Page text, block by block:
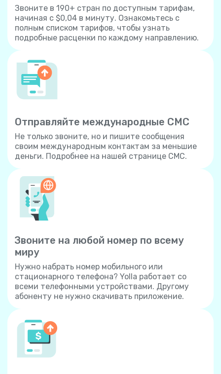
Звоните в 190+ стран по доступным тарифам,
начиная с $0,04 в минуту. Ознакомьтесь с
полным списком тарифов, чтобы узнать
подробные расценки по каждому направлению.
Отправляйте международные СМС
Не только звоните, но и пишите сообщения
своим международным контактам за меньшие
деньги. Подробнее на нашей странице СМС.
Звоните на любой номер по всему
миру
Нужно набрать номер мобильного или
стационарного телефона? Yolla работает со
всеми телефонными устройствами. Другому
абоненту не нужно скачивать приложение.